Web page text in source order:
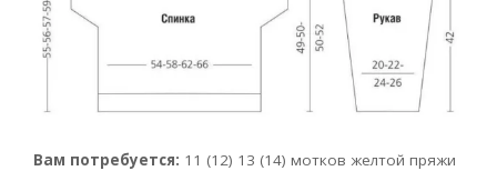
Вам потребуется: 11 (12) 13 (14) мотков желтой пряжи